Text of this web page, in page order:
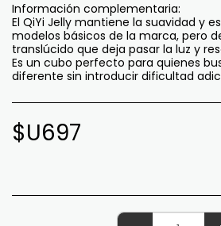
Información complementaria:
El QiYi Jelly mantiene la suavidad y
modelos básicos de la marca, pero
translúcido que deja pasar la luz y
Es un cubo perfecto para quienes
diferente sin introducir dificultad
$U697